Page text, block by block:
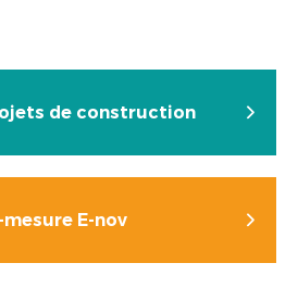
de construction
E-nov